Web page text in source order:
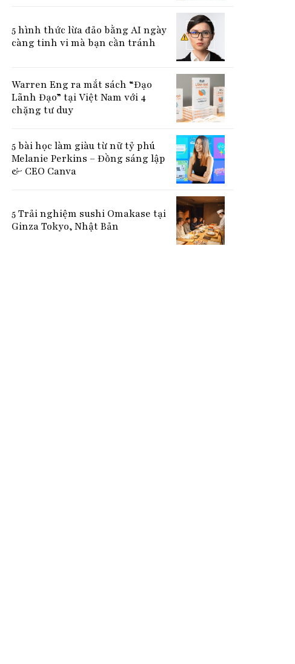
5 hình thức lừa đảo bằng AI ngày
càng tinh vi mà bạn cần tránh
Warren Eng ra mắt sách “Đạo
Lãnh Đạo” tại Việt Nam với 4
chặng tư duy
5 bài học làm giàu từ nữ tỷ phú
Melanie Perkins – Đồng sáng lập
& CEO Canva
5 Trải nghiệm sushi Omakase tại
Ginza Tokyo, Nhật Bản